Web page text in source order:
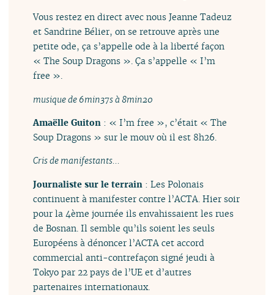
Vous restez en direct avec nous Jeanne Tadeuz
et Sandrine Bélier, on se retrouve après une
petite ode, ça s’appelle ode à la liberté façon
« The Soup Dragons ». Ça s’appelle « I’m
free ».
musique de 6min37s à 8min20
Amaëlle Guiton : « I’m free », c’était « The
Soup Dragons » sur le mouv où il est 8h26.
Cris de manifestants...
Journaliste sur le terrain : Les Polonais
continuent à manifester contre l’ACTA. Hier soir
pour la 4ème journée ils envahissaient les rues
de Bosnan. Il semble qu’ils soient les seuls
Européens à dénoncer l’ACTA cet accord
commercial anti-contrefaçon signé jeudi à
Tokyo par 22 pays de l’UE et d’autres
partenaires internationaux.